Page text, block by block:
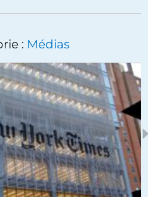
à 09h54
que le PS est de gauche et que la
Quand un membre du PS est
songeur…
à 14h54
: Médias